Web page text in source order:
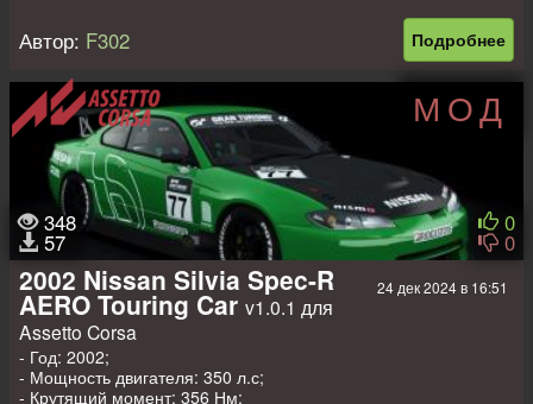
Подробнее
Автор: F302
МОД
348
57
0
0
24 дек 2024 в 16:51
2002 Nissan Silvia Spec-R
AERO Touring Car v1.0.1 для
Assetto Corsa
- Год: 2002;
- Мощность двигателя: 350 л.с;
- Крутящий момент: 356 Нм;